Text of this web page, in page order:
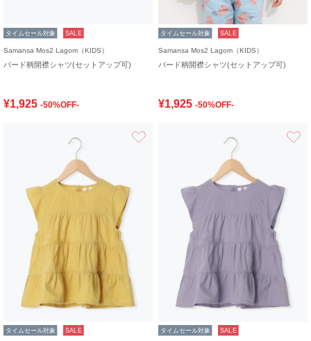
タイムセール対象 SALE
Samansa Mos2 Lagom（KIDS）
バード柄開襟シャツ(セットアップ可)
¥1,925 -50%OFF-
タイムセール対象 SALE
Samansa Mos2 Lagom（KIDS）
バード柄開襟シャツ(セットアップ可)
¥1,925 -50%OFF-
タイムセール対象 SALE タイムセール対象 SALE